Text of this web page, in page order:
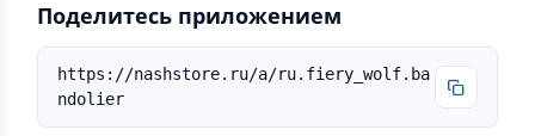
Поделитесь приложением
https://nashstore.ru/a/ru.fiery_wolf.ba
ndolier